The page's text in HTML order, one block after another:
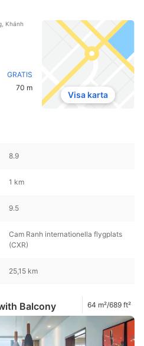
Khánh
GRATIS
70 m
Visa karta
8.9
1 km
9.5
Cam Ranh internationella flygplats
(CXR)
25,15 km
Balcony 64 m²/689 ft²